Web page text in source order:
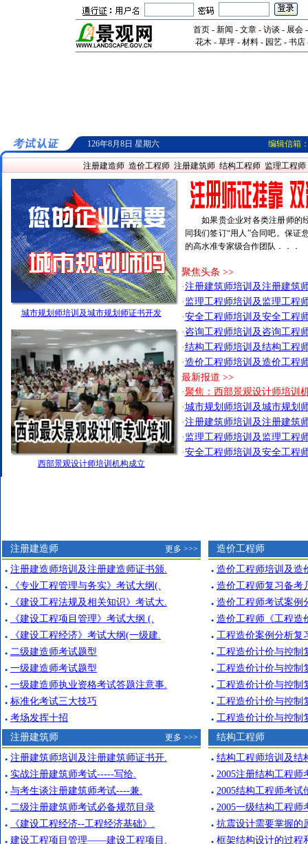
首页- 新闻 - 文章- 访谈 - 展会
花木- 草坪- 材料- 园艺- 书店
126年8月8日 星期六 编辑信箱
注册建造师 造价工程师 注册建筑师 结构工程师 监理工程师
城市规划师培训及城市规划师证书开发
西部景观设计师培训机构成立
如果贵企业对各类注册师的
同我们签订“用人”合同吧。保证
的高水准专家级合作团队．．．
聚焦头条 >>
·注册建筑师培训及注册建筑
· 监理工程师培训及监理工程
·安全工程师培训及安全工程
· 咨询工程师培训及咨询工程
·结构工程师培训及结构工程
·造价工程师培训及造价工程
最新报道 >>
·聚焦：西部景观设计师培训
·城市规划师培训及城市规划
·注册建筑师培训及注册建筑
· 监理工程师培训及监理工程
·安全工程师培训及安全工程
注册建造师 更多 >>> 造价工程师
● 注册建造师培训及注册建造师证书颁.
● 《专业工程管理与务实》考试大纲(.
● 《建设工程法规及相关知识》考试大.
● 《建设工程项目管理》考试大纲 (.
● 《建设工程经济》考试大纲(一级建.
● 二级建造师考试题型
● 一级建造师考试题型
● 一级建造师执业资格考试答题注意事.
● 标准化考试三大技巧
● 考场发挥十招
● 造价工程师培训及造
● 造价工程师复习备考
● 造价工程师考试案例
● 造价工程师《工程造
● 工程造价案例分析复
● 工程造价计价与控
● 工程造价计价与控
● 工程造价计价与控
● 工程造价计价与控
● 工程造价计价与控
注册建筑师
更多 >>> 结构工程师
● 注册建筑师培训及注册建筑师证书开.
● 实战注册建筑师考试-----写给.
● 与考生谈注册建筑师考试----兼.
● 二级注册建筑师考试必备规范目录
● 《建设工程经济--工程经济基础》.
● 建设工程项目管理——建设工程项目.
● 结构工程师培训及结
● 2005注册结构工程师
● 2005结构工程师考试
● 2005一级结构工程师
● 抗震设计需要掌握的
● 框架结构设计的过程